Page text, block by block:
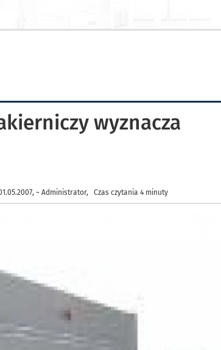
wyznacza
~ Administrator, Czas czytania 4 minuty